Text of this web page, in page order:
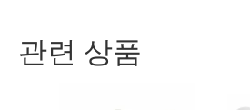
관련 상품